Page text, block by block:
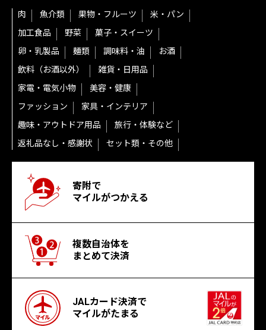
肉 魚介類 果物・フルーツ
米・パン
加工食品
野菜
菓子・スイーツ
卵・乳製品
麺類 調味料・油
お酒
飲料（お酒以外）
雑貨・日用品
家電・電気小物
美容・健康
ファッション
家具・インテリア
趣味・アウトドア用品
旅行・体験など
返礼品なし・感謝状
セット類・その他
寄附で
マイルがつかえる
複数自治体を
まとめて決済
JALカード決済で
マイルがたまる